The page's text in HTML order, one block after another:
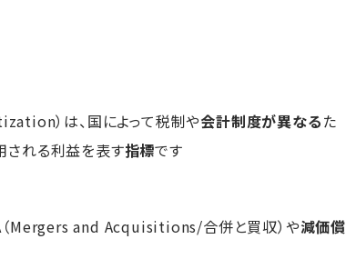
）は、国によって税制や会計制度が異なるた
される利益を表す指標です
（Mergers and Acquisitions/合併と買収）や減価償